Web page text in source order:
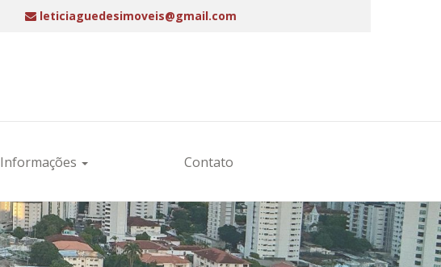
leticiaguedesimoveis@gmail.com
Informações Contato